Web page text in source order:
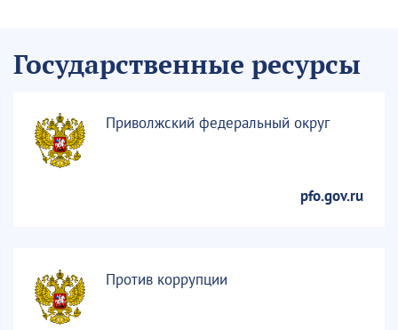
Государственные ресурсы
Приволжский федеральный округ
pfo.gov.ru
Против коррупции